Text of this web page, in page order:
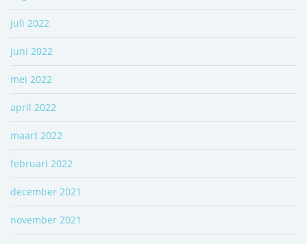
juli 2022
juni 2022
mei 2022
april 2022
maart 2022
februari 2022
december 2021
november 2021